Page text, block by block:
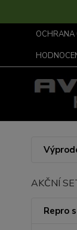
OCHRANA
AKČNÍ
Repro